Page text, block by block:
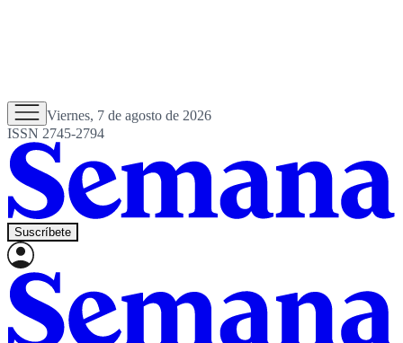
Viernes, 7 de agosto de 2026
ISSN 2745-2794
Suscríbete